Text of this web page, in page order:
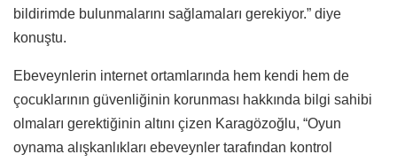
bildirimde bulunmalarını sağlamaları gerekiyor.” diye
konuştu.
Ebeveynlerin internet ortamlarında hem kendi hem de
çocuklarının güvenliğinin korunması hakkında bilgi sahibi
olmaları gerektiğinin altını çizen Karagözoğlu, “Oyun
oynama alışkanlıkları ebeveynler tarafından kontrol